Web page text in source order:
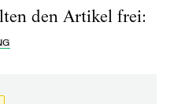
den Artikel frei: